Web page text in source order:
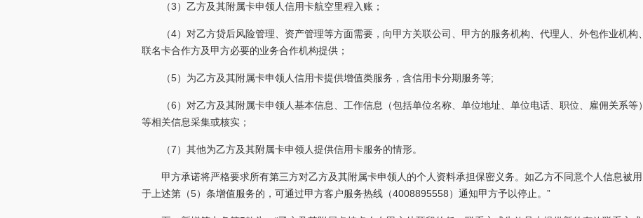
（3）乙方及其附属卡申领人信用卡航空里程入账；
（4）对乙方贷后风险管理、资产管理等方面需要，向甲方关联公司、甲方的服务机构、代理人、外包作业机构、
联名卡合作方及甲方必要的业务合作机构提供；
（5）为乙方及其附属卡申领人信用卡提供增值类服务，含信用卡分期服务等;
（6）对乙方及其附属卡申领人基本信息、工作信息（包括单位名称、单位地址、单位电话、职位、雇佣关系等）
等相关信息采集或核实；
（7）其他为乙方及其附属卡申领人提供信用卡服务的情形。
甲方承诺将严格要求所有第三方对乙方及其附属卡申领人的个人资料承担保密义务。如乙方不同意个人信息被用
于上述第（5）条增值服务的，可通过甲方客户服务热线（4008895558）通知甲方予以停止。”